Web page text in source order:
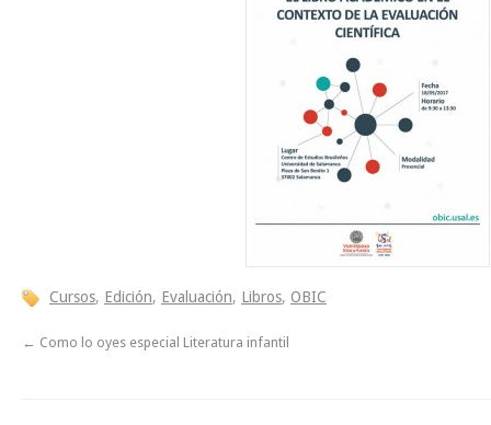
Cursos, Edición, Evaluación, Libros, OBIC
← Como lo oyes especial Literatura infantil